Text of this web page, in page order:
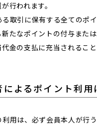
行われます。
る取引に保有する全てのポ
新たなポイントの付与また
金の支払に充当されること
よるポイント利用
用は、必ず会員本人が行